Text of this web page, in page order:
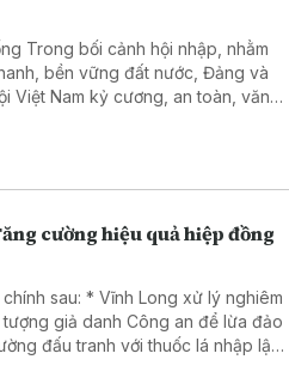
bền vững đất nước, Đảng và
Việt Nam kỷ cương, an toàn, văn
cường hiệu quả hiệp đồng
sau: * Vĩnh Long xử lý nghiêm
giả danh Công an để lừa đảo